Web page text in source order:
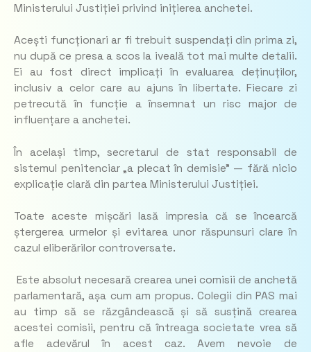
Ministerului Justiției privind inițierea anchetei.
Acești funcționari ar fi trebuit suspendați din prima zi,
nu după ce presa a scos la iveală tot mai multe detalii.
Ei au fost direct implicați în evaluarea deținuților,
inclusiv a celor care au ajuns în libertate. Fiecare zi
petrecută în funcție a însemnat un risc major de
influențare a anchetei.
În același timp, secretarul de stat responsabil de
sistemul penitenciar „a plecat în demisie” — fără nicio
explicație clară din partea Ministerului Justiției.
Toate aceste mișcări lasă impresia că se încearcă
ștergerea urmelor și evitarea unor răspunsuri clare în
cazul eliberărilor controversate.
Este absolut necesară crearea unei comisii de anchetă
parlamentară, așa cum am propus. Colegii din PAS mai
au timp să se răzgândească și să susțină crearea
acestei comisii, pentru că întreaga societate vrea să
afle adevărul în acest caz. Avem nevoie de